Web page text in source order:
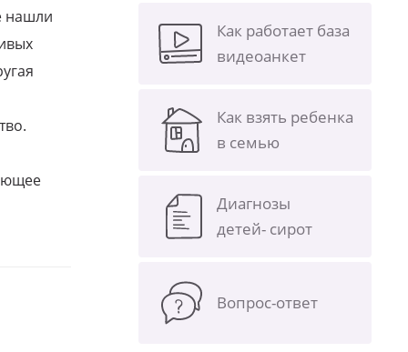
нашли
Как работает база
видеоанкет
Как взять ребенка
в семью
Диагнозы
детей- сирот
Вопрос-ответ